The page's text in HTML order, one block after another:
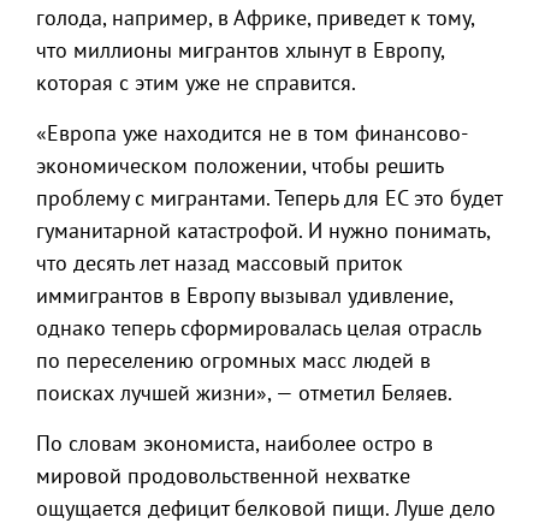
голода, например, в Африке, приведет к тому,
что миллионы мигрантов хлынут в Европу,
которая с этим уже не справится.
«Европа уже находится не в том финансово-
экономическом положении, чтобы решить
проблему с мигрантами. Теперь для ЕС это будет
гуманитарной катастрофой. И нужно понимать,
что десять лет назад массовый приток
иммигрантов в Европу вызывал удивление,
однако теперь сформировалась целая отрасль
по переселению огромных масс людей в
поисках лучшей жизни», — отметил Беляев.
По словам экономиста, наиболее остро в
мировой продовольственной нехватке
ощущается дефицит белковой пищи. Луше дело